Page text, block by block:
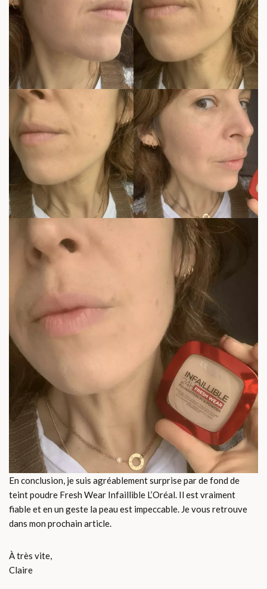
En conclusion, je suis agréablement surprise par de fond de
teint poudre Fresh Wear Infaillible L’Oréal. Il est vraiment
fiable et en un geste la peau est impeccable. Je vous retrouve
dans mon prochain article.
À très vite,
Claire